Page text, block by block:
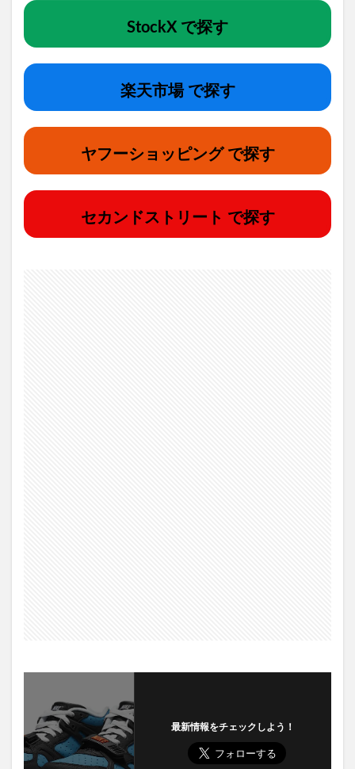
StockX で探す
楽天市場 で探す
ヤフーショッピング で探す
セカンドストリート で探す
最新情報をチェックしよう！